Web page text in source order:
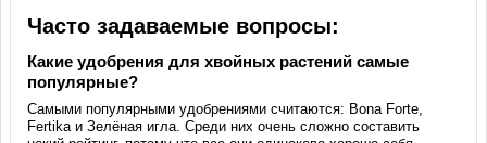
Часто задаваемые вопросы:
Какие удобрения для хвойных растений самые
популярные?
Самыми популярными удобрениями считаются: Bona Forte,
Fertika и Зелёная игла. Среди них очень сложно составить